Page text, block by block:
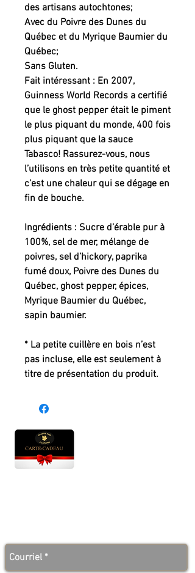
des artisans autochtones;
Avec du Poivre des Dunes du
Québec et du Myrique Baumier du
Québec;
Sans Gluten.
Fait intéressant : En 2007,
Guinness World Records a certifié
que le ghost pepper était le piment
le plus piquant du monde, 400 fois
plus piquant que la sauce
Tabasco! Rassurez-vous, nous
l’utilisons en très petite quantité et
c’est une chaleur qui se dégage en
fin de bouche.
Ingrédients : Sucre d’érable pur à
100%, sel de mer, mélange de
poivres, sel d’hickory, paprika
fumé doux, Poivre des Dunes du
Québec, ghost pepper, épices,
Myrique Baumier du Québec,
sapin baumier.
* La petite cuillère en bois n’est
pas incluse, elle est seulement à
titre de présentation du produit.